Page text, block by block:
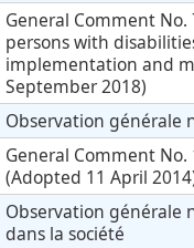
General Comment
persons with
implementation and
September 2018)
Observation générale
General Comment
(Adopted 11 April
Observation générale
dans la société